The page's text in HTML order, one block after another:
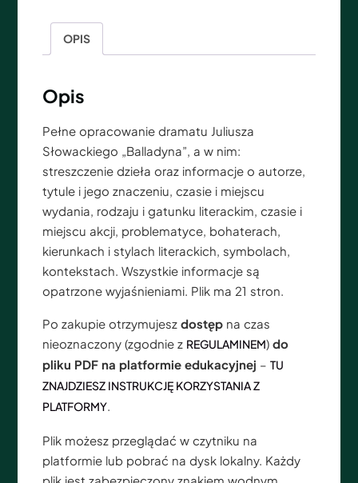
OPIS
Opis
Pełne opracowanie dramatu Juliusza
Słowackiego „Balladyna”, a w nim:
streszczenie dzieła oraz informacje o autorze,
tytule i jego znaczeniu, czasie i miejscu
wydania, rodzaju i gatunku literackim, czasie i
miejscu akcji, problematyce, bohaterach,
kierunkach i stylach literackich, symbolach,
kontekstach. Wszystkie informacje są
opatrzone wyjaśnieniami. Plik ma 21 stron.
Po zakupie otrzymujesz dostępna czas
nieoznaczony (zgodnie z REGULAMINEM) do
pliku PDF na platformie edukacyjnej – TU
ZNAJDZIESZ INSTRUKCJĘ KORZYSTANIA Z
PLATFORMY.
Plik możesz przeglądać w czytniku na
platformie lub pobrać na dysk lokalny. Każdy
plik jest zabezpieczony znakiem wodnym